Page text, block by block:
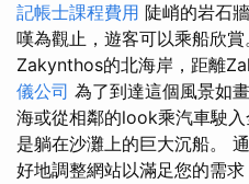
記帳士課程費用 陡峭的岩石
嘆為觀止，遊客可以乘船欣賞
Zakynthos的北海岸，距離
儀公司 為了到達這個風景如
海或從相鄰的look乘汽車駛
是躺在沙灘上的巨大沉船。
好地調整網站以滿足您的需